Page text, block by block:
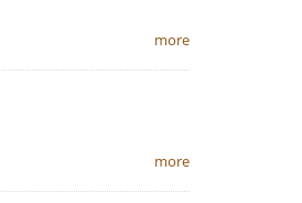
more
more